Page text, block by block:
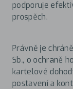
podporuje
prospěch.
Právně je
Sb., o ochraně
kartelové
postavení a